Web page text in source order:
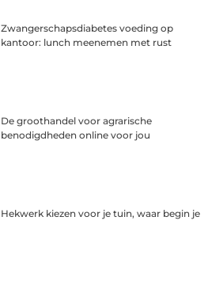
Zwangerschapsdiabetes voeding op
kantoor: lunch meenemen met rust
De groothandel voor agrarische
benodigdheden online voor jou
Hekwerk kiezen voor je tuin, waar begin je